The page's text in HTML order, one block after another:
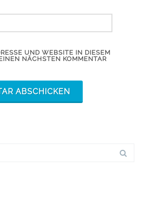
UND WEBSITE IN DIESEM
NÄCHSTEN KOMMENTAR